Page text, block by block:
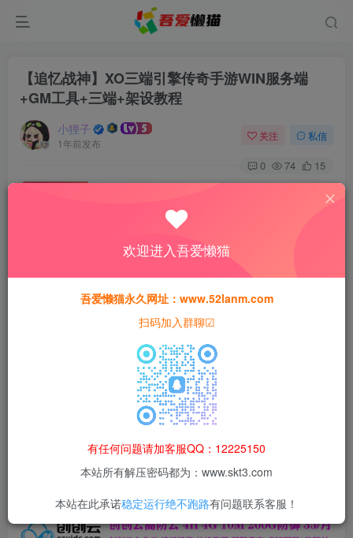
【追忆战神】XO三端引擎传奇手游WIN服务端
+GM工具+三端+架设教程
小狸子
1年前发布
关注 私信
0 74 15
此内容为付费资源，请付费后查看
猫粮30
黄金会员猫粮15 钻石会员 免费
本站所有资源均为网络收集整理而来，仅供学习研究使用，请在下
载后24h内删除，谢谢合作！
本站资源仅用于学习交流，禁止商业运营与违法、侵权
果由使用者自行承担。
欢迎进入吾爱懒猫
吾爱懒猫永久网址：www.52lanm.com
扫码加入群聊☑
有任何问题请加客服QQ：12225150
本站所有解压密码都为：www.skt3.com
本站在此承诺稳定运行绝不跑路有问题联系客服！